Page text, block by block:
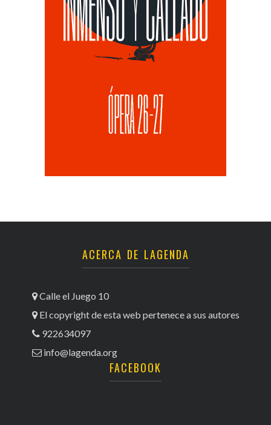
ACERCA DE LAGENDA
Calle el Juego 10
El copyright de esta web pertenece a sus autores
922634097
info@lagenda.org
FACEBOOK